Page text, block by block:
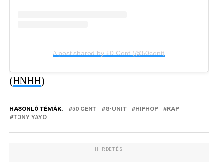
A post shared by 50 Cent (@50cent)
(HNHH)
HASONLÓ TÉMÁK: 50 CENT G-UNIT HIPHOP
RAP
TONY YAYO
HIRDETÉS